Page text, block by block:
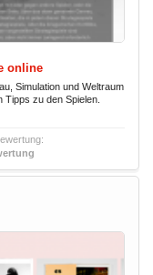
online
Simulation und Weltraum
Tipps zu den Spielen.